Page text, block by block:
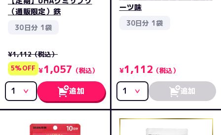
（通販限定）鉄
30日分 1袋
¥1,112（税込）
5%OFF ¥1,057 （税込）
追加
ーツ味
30日分 1袋
¥1,112 （税込）
追加